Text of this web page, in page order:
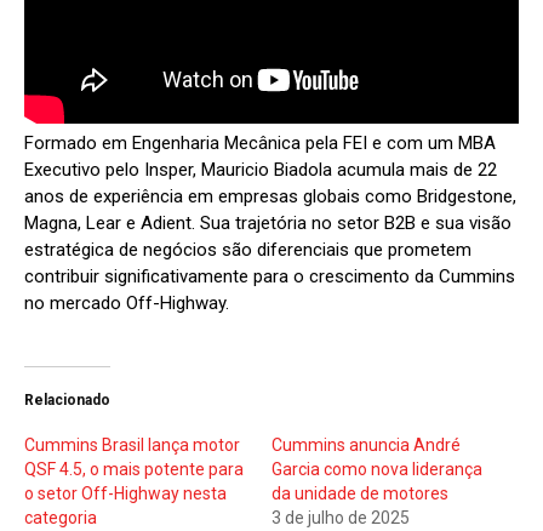
Formado em Engenharia Mecânica pela FEI e com um MBA
Executivo pelo Insper, Mauricio Biadola acumula mais de 22
anos de experiência em empresas globais como Bridgestone,
Magna, Lear e Adient. Sua trajetória no setor B2B e sua visão
estratégica de negócios são diferenciais que prometem
contribuir significativamente para o crescimento da Cummins
no mercado Off-Highway.
Relacionado
Cummins Brasil lança motor
QSF 4.5, o mais potente para
o setor Off-Highway nesta
categoria
Cummins anuncia André
Garcia como nova liderança
da unidade de motores
3 de julho de 2025